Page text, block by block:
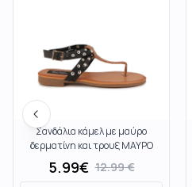
Σανδάλια κάμελ με μαύρο
δερματίνη και τρουξ ΜΑΥΡΟ
5.99€ 12.99€